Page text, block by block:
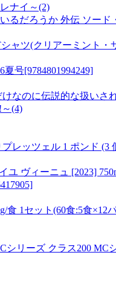
ナイ～(2)
るだろうか 外伝 ソード
ャツ(クリアーミント・
号[9784801994249]
なのに伝説的な扱いさ
(4)
ッツェル 1 ポンド (3
ユ ヴィーニュ [2023]
食 1セット(60食:5食×12
リーズ クラス200 MC